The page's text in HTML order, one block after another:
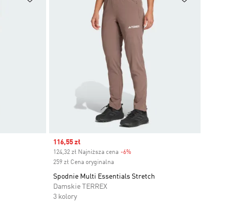
Sale price
116,55 zł
124,32 zł Najniższa cena -6%Discount
259 zł Cena oryginalna
Spodnie Multi Essentials Stretch
Damskie TERREX
3 kolory